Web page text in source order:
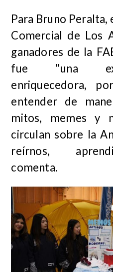
Para Bruno
Comercial de Los
ganadores de la
fue "una
enriquecedora,
entender de
mitos, memes y
circulan sobre la
reírnos,
comenta.